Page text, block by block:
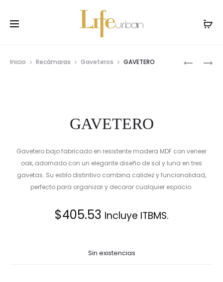
Inicio Recámaras Gaveteros GAVETERO
GAVETERO
Gavetero bajo fabricado en resistente madera MDF con veneer
oak, adornado con un elegante diseño de sol y luna en tres
gavetas. Su estilo distintivo combina calidez y funcionalidad,
perfecto para organizar y decorar cualquier espacio.
$405.53 Incluye ITBMS.
Sin existencias